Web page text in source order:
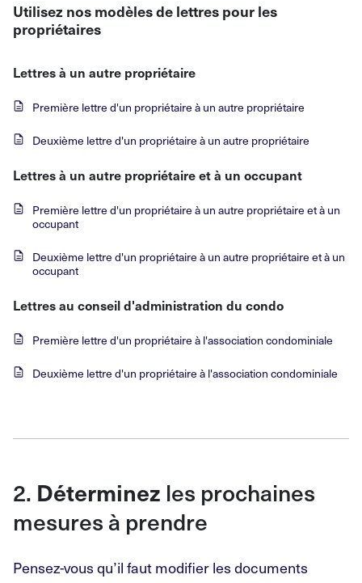
Utilisez nos modèles de lettres pour les
propriétaires
Lettres à un autre propriétaire
Première lettre d'un propriétaire à un autre propriétaire
Deuxième lettre d'un propriétaire à un autre propriétaire
Lettres à un autre propriétaire et à un occupant
Première lettre d'un propriétaire à un autre propriétaire et à un
occupant
Deuxième lettre d'un propriétaire à un autre propriétaire et à un
occupant
Lettres au conseil d'administration du condo
Première lettre d'un propriétaire à l'association condominiale
Deuxième lettre d'un propriétaire à l'association condominiale
2. Déterminez les prochaines
mesures à prendre
Pensez-vous qu’il faut modifier les documents